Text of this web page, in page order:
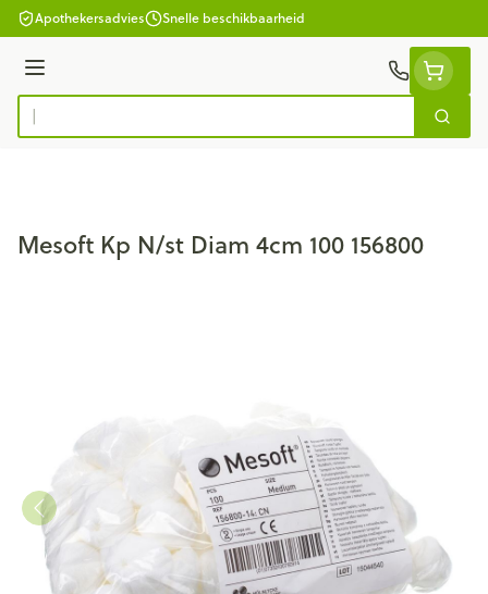
Ga naar de inhoud
Apothekersadvies Snelle beschikbaarheid
Menu
Product, merk, categorie... Zoek
Mesoft Kp N/st Diam 4cm 100 156800